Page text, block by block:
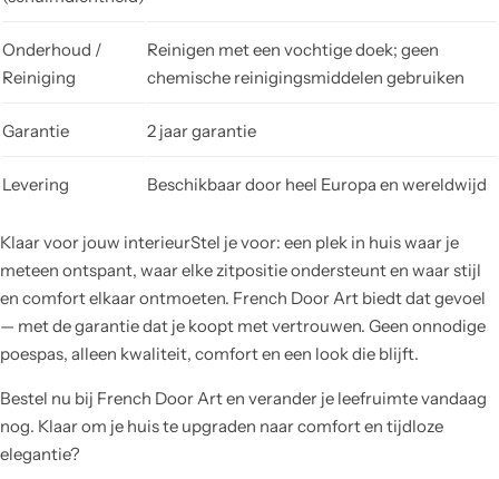
Onderhoud /
Reiniging
Reinigen met een vochtige doek; geen
chemische reinigingsmiddelen gebruiken
Garantie 2 jaar garantie
Levering Beschikbaar door heel Europa en wereldwijd
Klaar voor jouw interieurStel je voor: een plek in huis waar je
meteen ontspant, waar elke zitpositie ondersteunt en waar stijl
en comfort elkaar ontmoeten. French Door Art biedt dat gevoel
— met de garantie dat je koopt met vertrouwen. Geen onnodige
poespas, alleen kwaliteit, comfort en een look die blijft.
Bestel nu bij French Door Art en verander je leefruimte vandaag
nog. Klaar om je huis te upgraden naar comfort en tijdloze
elegantie?